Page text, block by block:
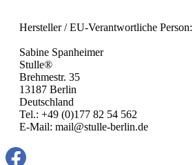
Hersteller / EU-Verantwortliche Person:
Sabine Spanheimer
Stulle®
Brehmestr. 35
13187 Berlin
Deutschland
Tel.: +49 (0)177 82 54 562
E-Mail: mail@stulle-berlin.de